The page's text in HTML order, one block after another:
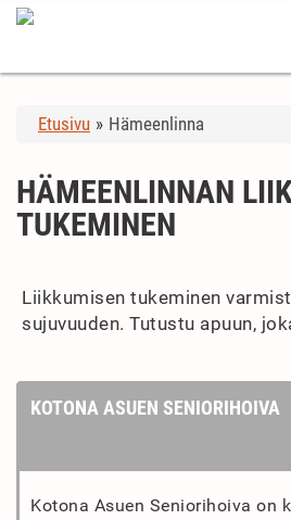
Etusivu » Hämeenlinna
HÄMEENLINNAN
TUKEMINEN
Liikkumisen tukeminen
sujuvuuden. Tutustu apuun,
KOTONA ASUEN SENIORIHOIVA
Kotona Asuen Seniorihoiva on